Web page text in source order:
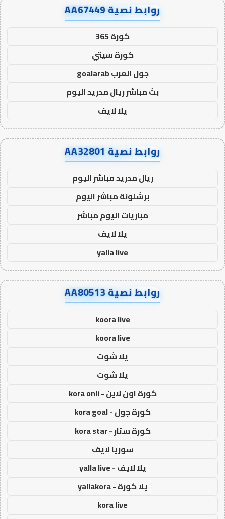
روابط نصية AA67449
كورة 365
كورة سيتي
جول العرب goalarab
بث مباشر ريال مدريد اليوم
يلا لايف
روابط نصية AA32801
ريال مدريد مباشر اليوم
برشلونة مباشر اليوم
مباريات اليوم مباشر
يلا لايف
yalla live
روابط نصية AA80513
koora live
koora live
يلا شوت
يلا شوت
كورة اون لاين - kora onli
كورة جول - kora goal
كورة ستار - kora star
سوريا لايف
يلا لايف - yalla live
يلا كورة - yallakora
kora live